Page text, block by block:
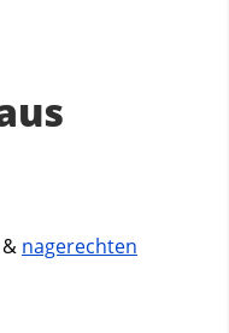
& nagerechten